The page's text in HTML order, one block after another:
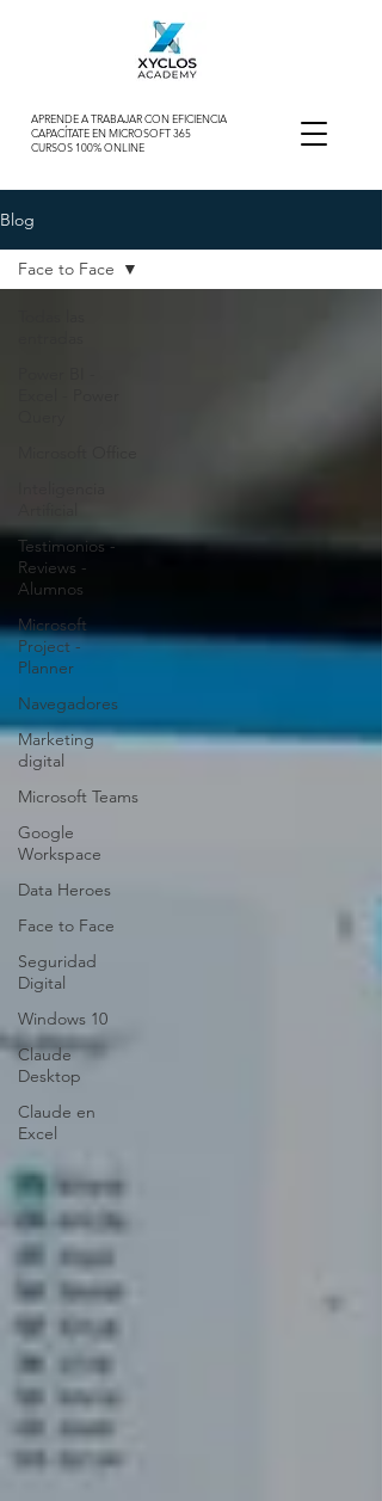
APRENDE A TRABAJAR CON EFICIENCIA
CAPACÍTATE EN MICROSOFT 365
CURSOS 100% ONLINE
Blog
Testimonios -
Reviews -
Alumnos
Microsoft
Project -
Planner
Navegadores
Marketing
digital
Microsoft Teams
Google
Workspace
Data Heroes
Face to Face
Seguridad
Digital
Windows 10
Claude
Desktop
Claude en
Excel
Face to Face